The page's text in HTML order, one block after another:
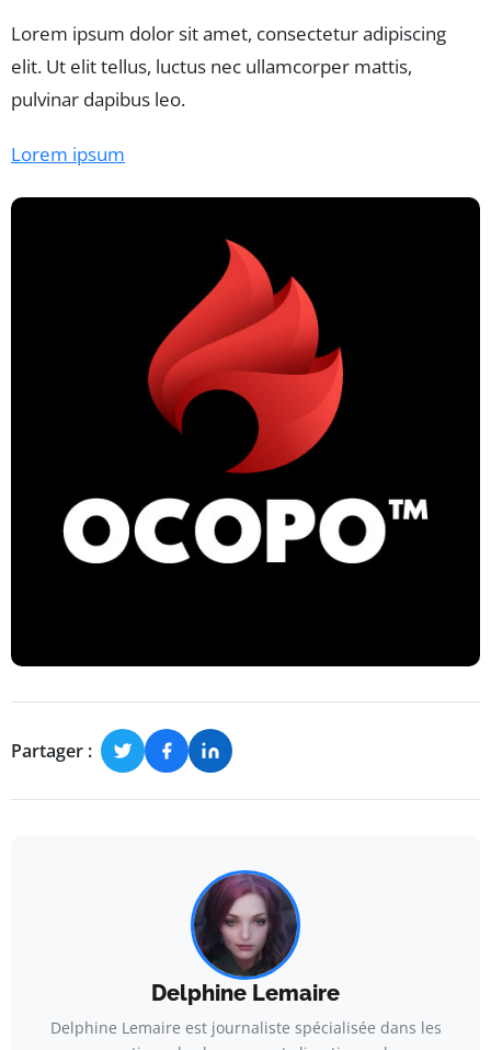
Lorem ipsum dolor sit amet, consectetur adipiscing
elit. Ut elit tellus, luctus nec ullamcorper mattis,
pulvinar dapibus leo.
Lorem ipsum
Partager :
Delphine Lemaire
Delphine Lemaire est journaliste spécialisée dans les